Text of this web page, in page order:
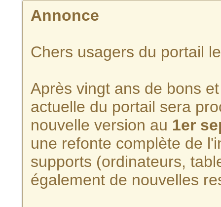
Annonce
Chers usagers du portail
Après vingt ans de bons
actuelle du portail sera
nouvelle version au 1er
une refonte complète de
supports (ordinateurs,
également de nouvelles